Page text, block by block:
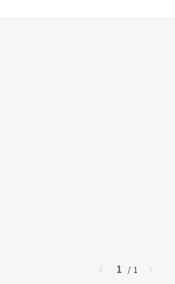
chevron_left 1 / 1 chevron_right